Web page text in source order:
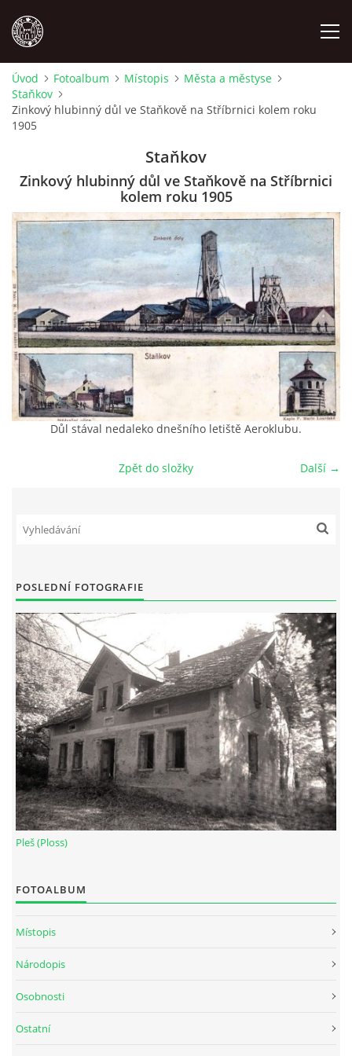
MÍSTOPIS
OSOBNOSTI
OSTATNÍ
ODKAZY
O NÁS
DŮL NA SLÍDU (NA KOLE)
Kontakt:
© 2026 eStránky.cz | Aktualizováno: 17. 7. 2026|Nahoru ↑
Úvod Fotoalbum Místopis
Města a městyse
Staňkov
Zinkový hlubinný důl ve Staňkově na Stříbrnici kolem roku
1905
Staňkov
Zinkový hlubinný důl ve Staňkově na Stříbrnici
kolem roku 1905
Důl stával nedaleko dnešního letiště Aeroklubu.
Další →
Zpět do složky
POSLEDNÍ FOTOGRAFIE
Pleš (Ploss)
FOTOALBUM
Místopis
Národopis
Osobnosti
Ostatní